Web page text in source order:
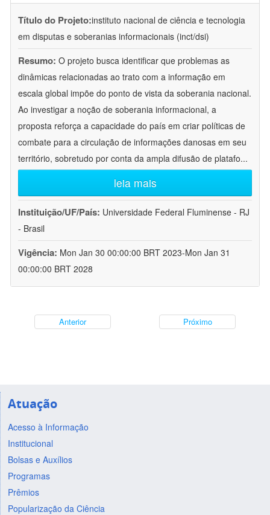
Título do Projeto:instituto nacional de ciência e tecnologia
em disputas e soberanias informacionais (inct/dsi)
Resumo: O projeto busca identificar que problemas as
dinâmicas relacionadas ao trato com a informação em
escala global impõe do ponto de vista da soberania nacional.
Ao investigar a noção de soberania informacional, a
proposta reforça a capacidade do país em criar políticas de
combate para a circulação de informações danosas em seu
território, sobretudo por conta da ampla difusão de platafo...
leia mais
Instituição/UF/País: Universidade Federal Fluminense - RJ
- Brasil
Vigência: Mon Jan 30 00:00:00 BRT 2023-Mon Jan 31
00:00:00 BRT 2028
Anterior Próximo
Atuação
Acesso à Informação
Institucional
Bolsas e Auxílios
Programas
Prêmios
Popularização da Ciência